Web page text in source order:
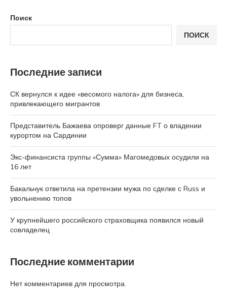
Поиск
ПОИСК
Последние записи
СК вернулся к идее «весомого налога» для бизнеса,
привлекающего мигрантов
Представитель Бажаева опроверг данные FT о владении
курортом на Сардинии
Экс-финансиста группы «Сумма» Магомедовых осудили на
16 лет
Бакальчук ответила на претензии мужа по сделке с Russ и
увольнению топов
У крупнейшего российского страховщика появился новый
совладелец
Последние комментарии
Нет комментариев для просмотра.